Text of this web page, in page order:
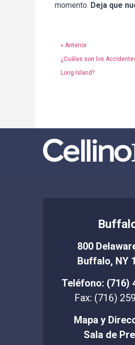
momento. Deja que
« Anterior
¿Cuáles son los
Long Island?
800
Buffalo, NY
Teléfono: (716)
Fax: (716)
Mapa y
Sala de